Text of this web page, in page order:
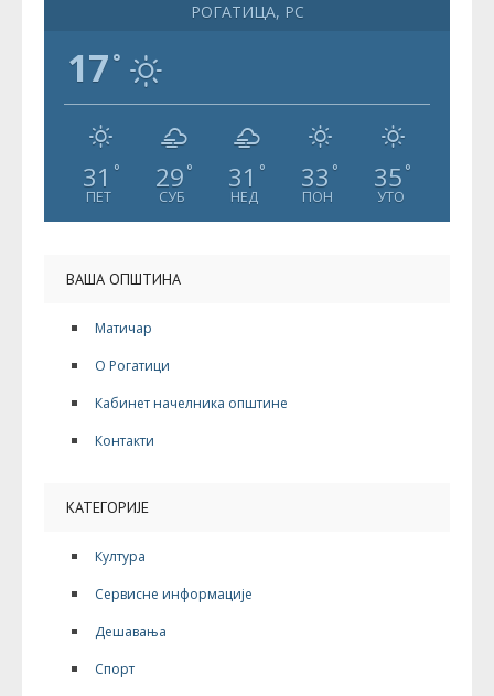
РОГАТИЦА, РС
17 °
31 °
ПЕТ
29 °
СУБ
31 °
НЕД
33 °
ПОН
35 °
УТО
ВАША ОПШТИНА
Матичар
О Рогатици
Кабинет начелника општине
Контакти
КАТЕГОРИЈЕ
Култура
Сервисне информације
Дешавања
Спорт